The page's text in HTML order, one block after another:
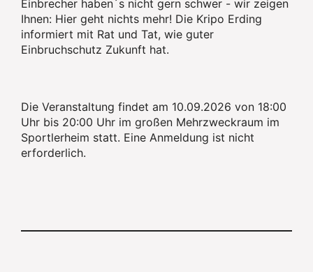
Einbrecher haben´s nicht gern schwer - wir zeigen
Ihnen: Hier geht nichts mehr! Die Kripo Erding
informiert mit Rat und Tat, wie guter
Einbruchschutz Zukunft hat.
Die Veranstaltung findet am 10.09.2026 von 18:00
Uhr bis 20:00 Uhr im großen Mehrzweckraum im
Sportlerheim statt. Eine Anmeldung ist nicht
erforderlich.